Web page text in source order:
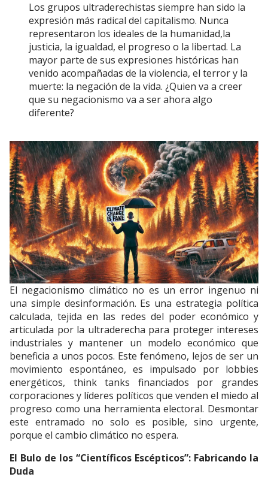
Los grupos ultraderechistas siempre han sido la
expresión más radical del capitalismo. Nunca
representaron los ideales de la humanidad,la
justicia, la igualdad, el progreso o la libertad. La
mayor parte de sus expresiones históricas han
venido acompañadas de la violencia, el terror y la
muerte: la negación de la vida. ¿Quien va a creer
que su negacionismo va a ser ahora algo
diferente?
El negacionismo climático no es un error ingenuo ni
una simple desinformación. Es una estrategia política
calculada, tejida en las redes del poder económico y
articulada por la ultraderecha para proteger intereses
industriales y mantener un modelo económico que
beneficia a unos pocos. Este fenómeno, lejos de ser un
movimiento espontáneo, es impulsado por lobbies
energéticos, think tanks financiados por grandes
corporaciones y líderes políticos que venden el miedo al
progreso como una herramienta electoral. Desmontar
este entramado no solo es posible, sino urgente,
porque el cambio climático no espera.
El Bulo de los “Científicos Escépticos”: Fabricando la
Duda